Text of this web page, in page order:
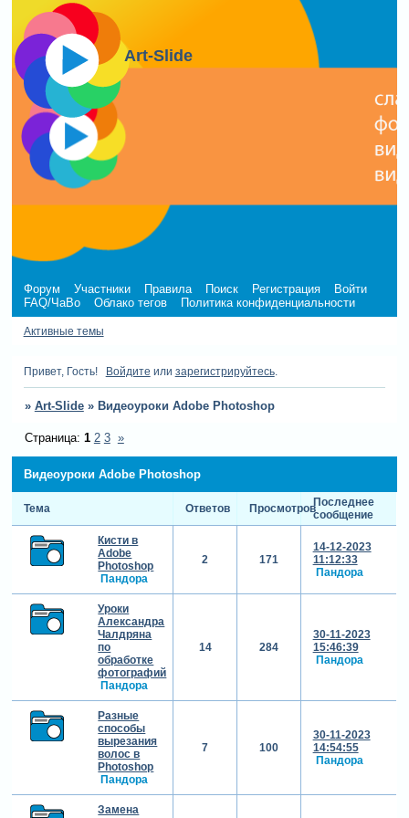
Art-Slide
Форум Участники Правила Поиск Регистрация
Войти
FAQ/ЧаВо
Облако тегов Политика конфиденциальности
Активные темы
Привет, Гость! Войдите или зарегистрируйтесь.
» Art-Slide » Видеоуроки Adobe Photoshop
Видеоуроки Adobe Photoshop
Страница: 1 2 3 »
Тема Ответов ПросмотровПоследнее
сообщение
Кисти в
Adobe
Photoshop
Пандора
2 171
14-12-2023
11:12:33
Пандора
Уроки
Александра
Чалдряна
по
обработке
фотографий
Пандора
14 284
30-11-2023
15:46:39
Пандора
Разные
способы
вырезания
волос в
Photoshop
Пандора
7 100
30-11-2023
14:54:55
Пандора
Замена